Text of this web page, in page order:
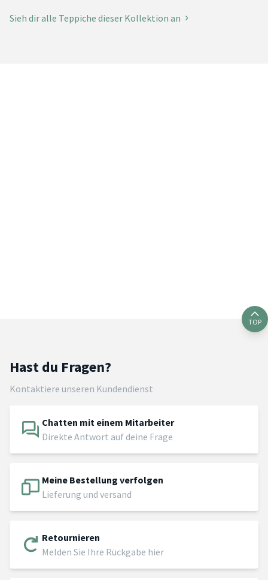
Sieh dir alle Teppiche dieser Kollektion an
TOP
Hast du Fragen?
Kontaktiere unseren Kundendienst
Chatten mit einem Mitarbeiter
Direkte Antwort auf deine Frage
Meine Bestellung verfolgen
Lieferung und versand
Retournieren
Melden Sie Ihre Rückgabe hier